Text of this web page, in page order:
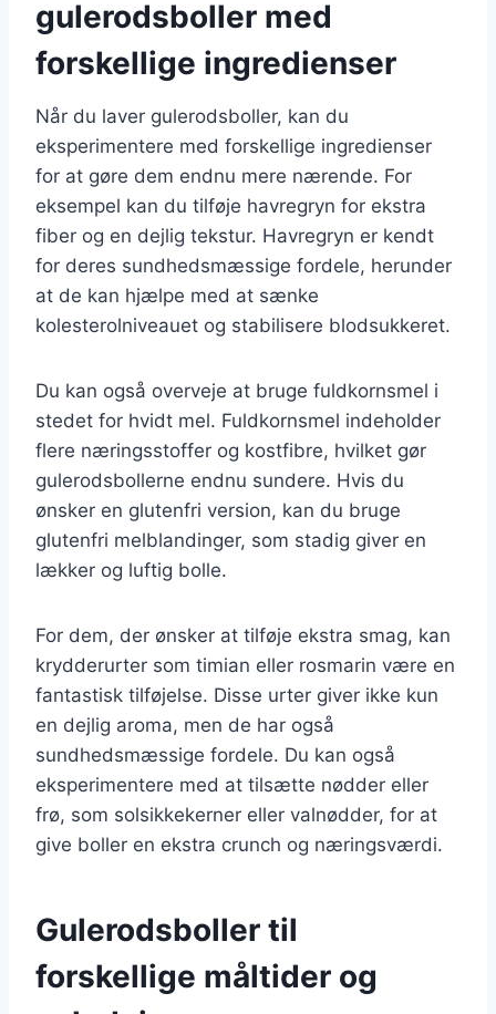
gulerodsboller med
forskellige ingredienser
Når du laver gulerodsboller, kan du
eksperimentere med forskellige ingredienser
for at gøre dem endnu mere nærende. For
eksempel kan du tilføje havregryn for ekstra
fiber og en dejlig tekstur. Havregryn er kendt
for deres sundhedsmæssige fordele, herunder
at de kan hjælpe med at sænke
kolesterolniveauet og stabilisere blodsukkeret.
Du kan også overveje at bruge fuldkornsmel i
stedet for hvidt mel. Fuldkornsmel indeholder
flere næringsstoffer og kostfibre, hvilket gør
gulerodsbollerne endnu sundere. Hvis du
ønsker en glutenfri version, kan du bruge
glutenfri melblandinger, som stadig giver en
lækker og luftig bolle.
For dem, der ønsker at tilføje ekstra smag, kan
krydderurter som timian eller rosmarin være en
fantastisk tilføjelse. Disse urter giver ikke kun
en dejlig aroma, men de har også
sundhedsmæssige fordele. Du kan også
eksperimentere med at tilsætte nødder eller
frø, som solsikkekerner eller valnødder, for at
give boller en ekstra crunch og næringsværdi.
Gulerodsboller til
forskellige måltider og